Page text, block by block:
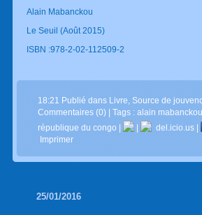
Alain Mabanckou
Le Seuil (Août 2015)
ISBN :978-2-02-112509-2
18:21 Publié dans Livre Source de
Commentaires (0) | Tags : alain mabanckou
république du congo
del.icio.us
Imprimer
25/01/2016